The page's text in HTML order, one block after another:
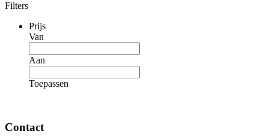
Filters
Prijs
Van
Aan
Toepassen
Contact